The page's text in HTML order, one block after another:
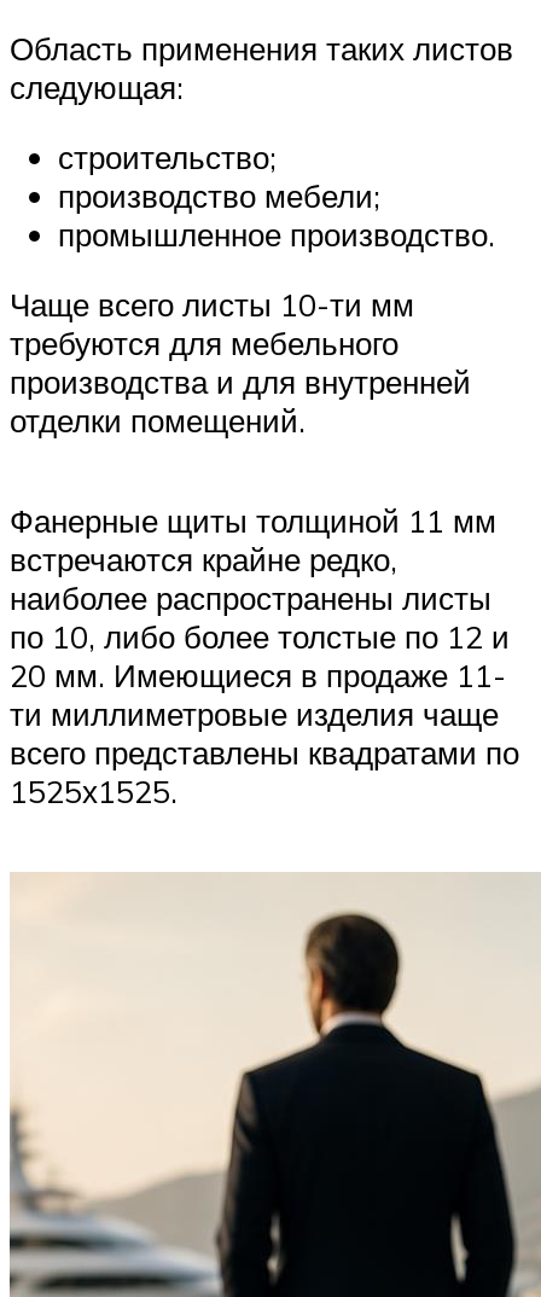
Область применения таких листов
следующая:
строительство;
производство мебели;
промышленное производство.
Чаще всего листы 10-ти мм
требуются для мебельного
производства и для внутренней
отделки помещений.
Фанерные щиты толщиной 11 мм
встречаются крайне редко,
наиболее распространены листы
по 10, либо более толстые по 12 и
20 мм. Имеющиеся в продаже 11-
ти миллиметровые изделия чаще
всего представлены квадратами по
1525х1525.